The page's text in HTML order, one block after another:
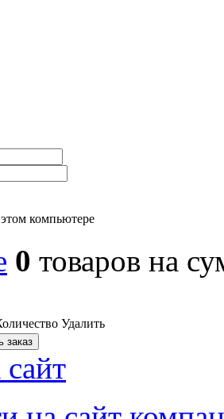
компьютере
0 товаров на
Удалить
заказ